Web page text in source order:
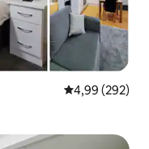
Gemiddelde
4,99 (292)